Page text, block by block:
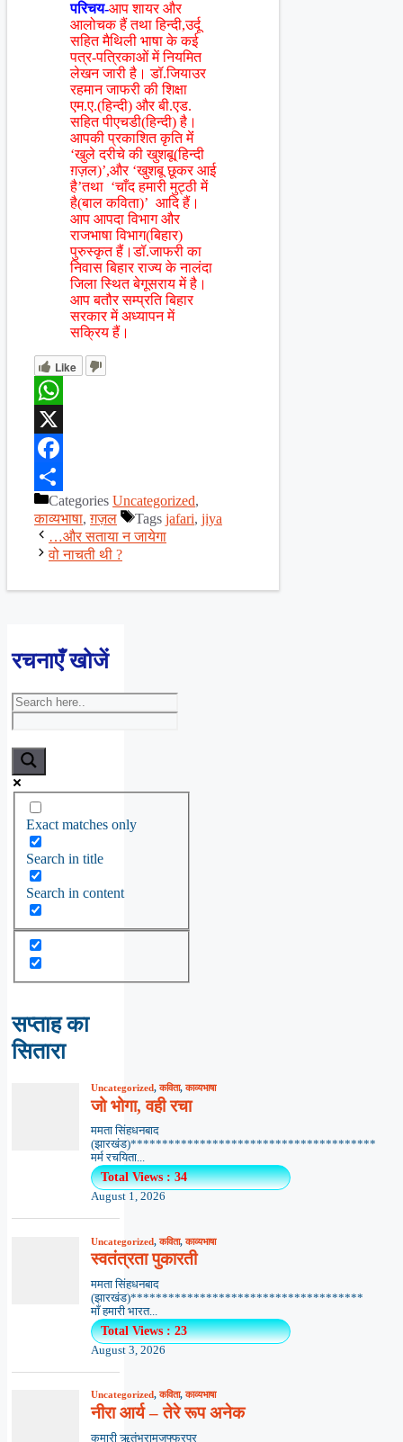
परिचय-आप शायर और
आलोचक हैं तथा हिन्दी,उर्दू
सहित मैथिली भाषा के कई
पत्र-पत्रिकाओं में नियमित
लेखन जारी है। डॉ.जियाउर
रहमान जाफरी की शिक्षा
एम.ए.(हिन्दी) और बी.एड.
सहित पीएचडी(हिन्दी) है।
आपकी प्रकाशित कृति मेंं
‘खुले दरीचे की खुशबू(हिन्दी
ग़ज़ल)’,और ‘खुशबू छूकर आई
है’तथा ‘चाँद हमारी मुट्ठी में
है(बाल कविता)’ आदि हैं।
आप आपदा विभाग और
राजभाषा विभाग(बिहार)
पुरुस्कृत हैं।डॉ.जाफरी का
निवास बिहार राज्य के नालंदा
जिला स्थित बेगूसराय में है।
आप बतौर सम्प्रति बिहार
सरकार में अध्यापन में
सक्रिय हैं।
Like
WhatsApp
X
Facebook
ShareCategories Uncategorized,
काव्यभाषा,ग़ज़ल Tags jafari, jiya
…और सताया न जायेगा
वो नाचती थी ?
रचनाएँ खोजें
Exact matches only
Search in title
Search in content
सप्ताह का
सितारा
Uncategorized,कविता,काव्यभाषा
जो भोगा, वही रचा
ममता सिंहधनबाद
(झारखंड)***************************************
मर्म रचयिता...
Total Views : 34
August 1, 2026
Uncategorized,कविता,काव्यभाषा
स्वतंत्रता पुकारती
ममता सिंहधनबाद
(झारखंड)*************************************
माँ हमारी भारत...
Total Views : 23
August 3, 2026
Uncategorized,कविता,काव्यभाषा
नीरा आर्य – तेरे रूप अनेक
कुमारी ऋतंभरामुजफ्फरपुर